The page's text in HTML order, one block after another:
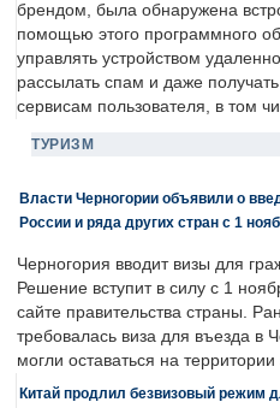
брендом, была обнаружена
помощью этого программного
управлять устройством
рассылать спам и даже
сервисам пользователя, в том
ТУРИЗМ
Власти Черногории объявили о
России и ряда других стран с 1
Черногория вводит визы для
Решение вступит в силу с 1
сайте правительства страны.
требовалась виза для въезда в
могли оставаться на
Китай продлил безвизовый режим